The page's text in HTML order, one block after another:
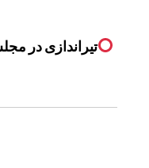
و
ه
تیراندازی در